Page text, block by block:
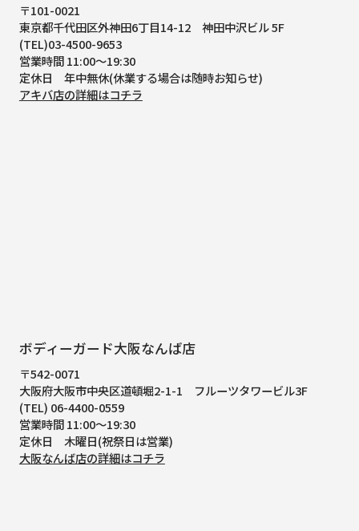
〒101-0021
東京都千代田区外神田6丁目14-12 神田中沢ビル 5F
(TEL)03-4500-9653
営業時間 11:00～19:30
定休日 年中無休(休業する場合は随時お知らせ)
アキバ店の詳細はコチラ
ボディーガード大阪なんば店
〒542-0071
大阪府大阪市中央区道頓堀2-1-1
フルーツタワービル3F
(TEL) 06-4400-0559
営業時間 11:00～19:30
定休日 木曜日(祝祭日は営業)
大阪なんば店の詳細はコチラ